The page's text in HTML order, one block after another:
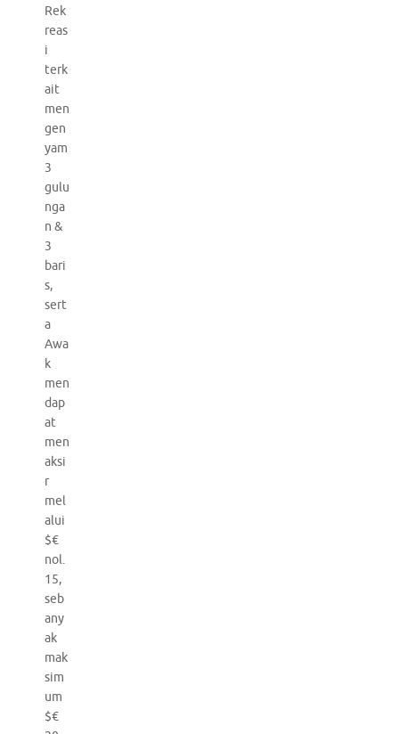
Rek
reas
i
terk
ait
men
gen
yam
3
gulu
nga
n &
3
bari
s,
sert
a
Awa
k
men
dap
at
men
aksi
r
mel
alui
$€
nol.
15,
seb
any
ak
mak
sim
um
$€